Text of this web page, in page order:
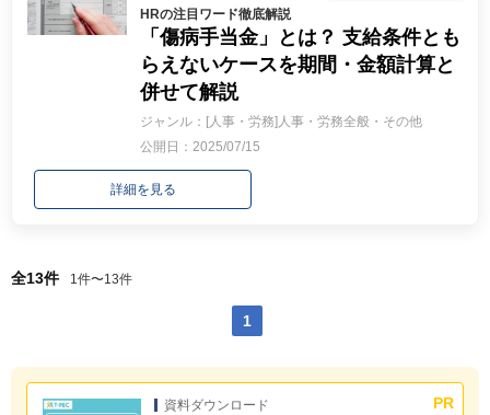
HRの注目ワード徹底解説
「傷病手当金」とは？ 支給条件とも
らえないケースを期間・金額計算と
併せて解説
ジャンル：[人事・労務]人事・労務全般・その他
公開日：2025/07/15
詳細を見る
全13件 1件〜13件
1
資料ダウンロード